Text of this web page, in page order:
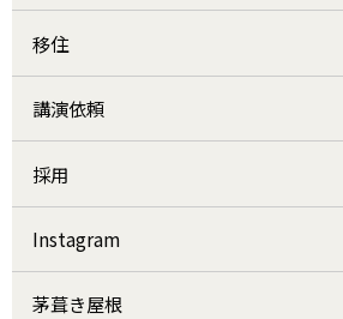
移住
講演依頼
採用
Instagram
茅葺き屋根